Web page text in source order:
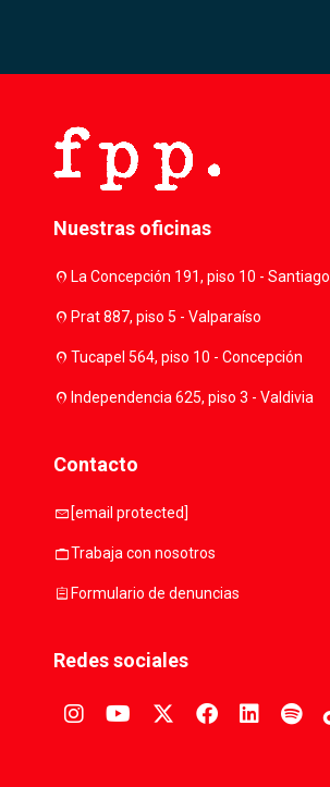
Nuestras oficinas
location_onLa Concepción 191, piso 10 - Santiago
location_onPrat 887, piso 5 - Valparaíso
location_onTucapel 564, piso 10 - Concepción
location_onIndependencia 625, piso 3 - Valdivia
Contacto
mail [email protected]
workTrabaja con nosotros
assignmentFormulario de denuncias
Redes sociales